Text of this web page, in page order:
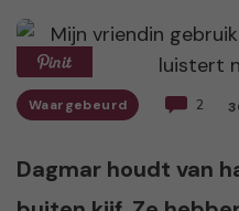
Waargebeurd 2
Dagmar houdt van